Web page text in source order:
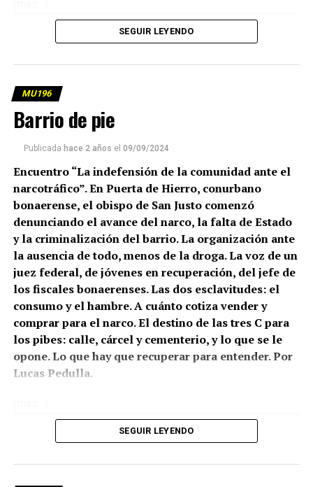
SEGUIR LEYENDO
MU196
Barrio de pie
Publicada hace 2 años el 09/09/2024
Encuentro “La indefensión de la comunidad ante el
narcotráfico”. En Puerta de Hierro, conurbano
bonaerense, el obispo de San Justo comenzó
denunciando el avance del narco, la falta de Estado
y la criminalización del barrio. La organización ante
la ausencia de todo, menos de la droga. La voz de un
juez federal, de jóvenes en recuperación, del jefe de
los fiscales bonaerenses. Las dos esclavitudes: el
consumo y el hambre. A cuánto cotiza vender y
comprar para el narco. El destino de las tres C para
los pibes: calle, cárcel y cementerio, y lo que se le
opone. Lo que hay que recuperar para entender. Por
Lucas Pedulla.
SEGUIR LEYENDO